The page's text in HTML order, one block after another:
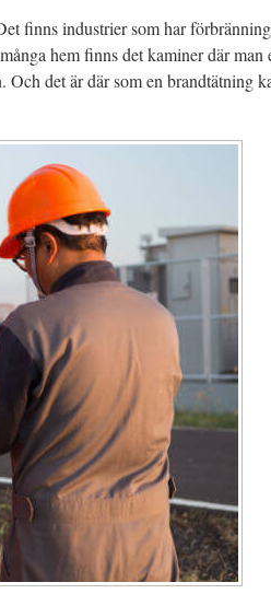
finns industrier som har
hem finns det kaminer där man
det är där som en brandtätning